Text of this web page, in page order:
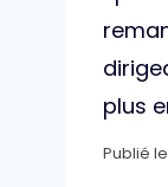
plus
Publié le